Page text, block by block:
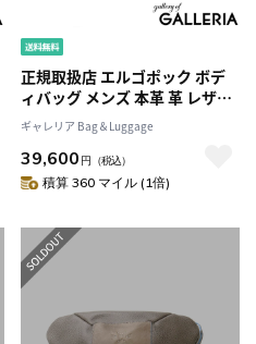
正規取扱店 エルゴポック ボデ
ィバッグ メンズ 本革 革 レザー
HERGOPOCH ブランド 50代 か
っこいい 小さめ ワンショルダ
ー 斜めがけ 日本製 ソフトシュ
リンクレザー ウエストボディバ
ギャレリア Bag＆Luggage
39,600 円 （税込）
積算 360 マイル (1倍)